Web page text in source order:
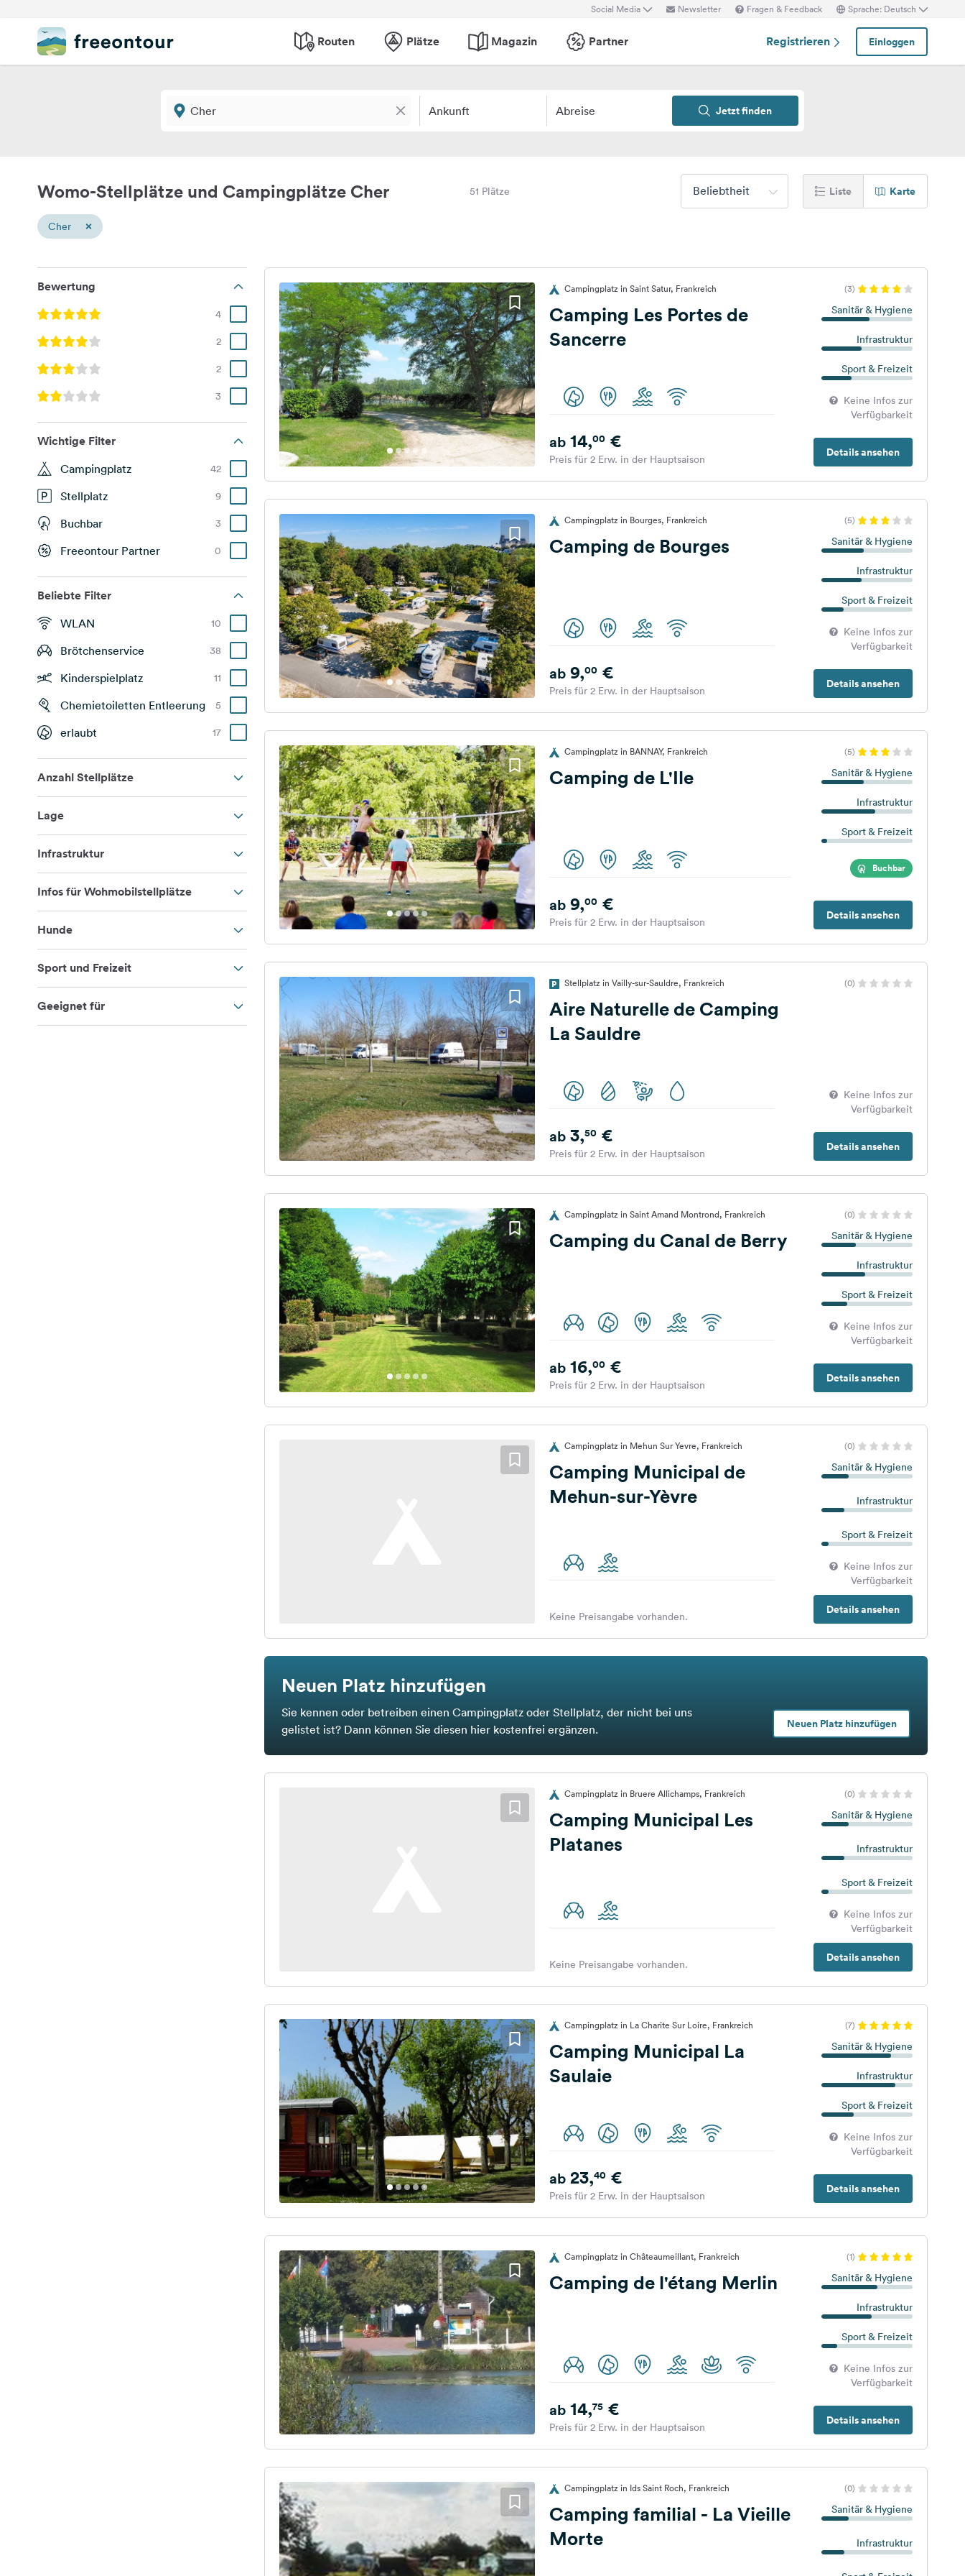
Social Media Newsletter Fragen & Feedback Sprache: Deutsch
Routen Plätze Magazin Partner Registrieren Einloggen
Ankunft Abreise Jetzt finden
Womo-Stellplätze und Campingplätze Cher 51 Plätze Beliebtheit Liste Karte
Cher ×
Bewertung
4
2
2
3
Wichtige Filter
Campingplatz 42
Stellplatz 9
Buchbar 3
Freeontour Partner 0
Beliebte Filter
WLAN 10
Brötchenservice 38
Kinderspielplatz 11
Chemietoiletten Entleerung 5
erlaubt 17
Anzahl Stellplätze
Lage
Infrastruktur
Infos für Wohmobilstellplätze
Hunde
Sport und Freizeit
Geeignet für
Campingplatz in Saint Satur, Frankreich (3)
Camping Les Portes de
Sancerre
Sanitär & Hygiene
Infrastruktur
Sport & Freizeit
Keine Infos zur
Verfügbarkeit
Details ansehen
ab14,00€
Preis für 2 Erw. in der Hauptsaison
Campingplatz in Bourges, Frankreich (5)
Camping de Bourges Sanitär & Hygiene
Infrastruktur
Sport & Freizeit
Keine Infos zur
Verfügbarkeit
Details ansehen
ab9,00€
Preis für 2 Erw. in der Hauptsaison
Campingplatz in BANNAY, Frankreich (5)
Camping de L'Ile Sanitär & Hygiene
Infrastruktur
Sport & Freizeit
Buchbar
Details ansehen
ab9,00€
Preis für 2 Erw. in der Hauptsaison
Stellplatz in Vailly-sur-Sauldre, Frankreich (0)
Aire Naturelle de Camping
La Sauldre
Keine Infos zur
Verfügbarkeit
Details ansehen
ab3,50€
Preis für 2 Erw. in der Hauptsaison
Campingplatz in Saint Amand Montrond, Frankreich (0)
Camping du Canal de Berry Sanitär & Hygiene
Infrastruktur
Sport & Freizeit
Keine Infos zur
Verfügbarkeit
Details ansehen
ab16,00€
Preis für 2 Erw. in der Hauptsaison
Campingplatz in Mehun Sur Yevre, Frankreich (0)
Camping Municipal de
Mehun-sur-Yèvre
Sanitär & Hygiene
Infrastruktur
Sport & Freizeit
Keine Infos zur
Verfügbarkeit
Details ansehen
Keine Preisangabe vorhanden.
Neuen Platz hinzufügen
Sie kennen oder betreiben einen Campingplatz oder Stellplatz, der nicht bei uns
gelistet ist? Dann können Sie diesen hier kostenfrei ergänzen.
Neuen Platz hinzufügen
Campingplatz in Bruere Allichamps, Frankreich (0)
Camping Municipal Les
Platanes
Sanitär & Hygiene
Infrastruktur
Sport & Freizeit
Keine Infos zur
Verfügbarkeit
Details ansehen
Keine Preisangabe vorhanden.
Campingplatz in La Charite Sur Loire, Frankreich (7)
Camping Municipal La
Saulaie
Sanitär & Hygiene
Infrastruktur
Sport & Freizeit
Keine Infos zur
Verfügbarkeit
Details ansehen
ab23,40€
Preis für 2 Erw. in der Hauptsaison
Campingplatz in Châteaumeillant, Frankreich (1)
Camping de l'étang Merlin Sanitär & Hygiene
Infrastruktur
Sport & Freizeit
Keine Infos zur
Verfügbarkeit
Details ansehen
ab14,75€
Preis für 2 Erw. in der Hauptsaison
Campingplatz in Ids Saint Roch, Frankreich (0)
Camping familial - La Vieille
Morte
Sanitär & Hygiene
Infrastruktur